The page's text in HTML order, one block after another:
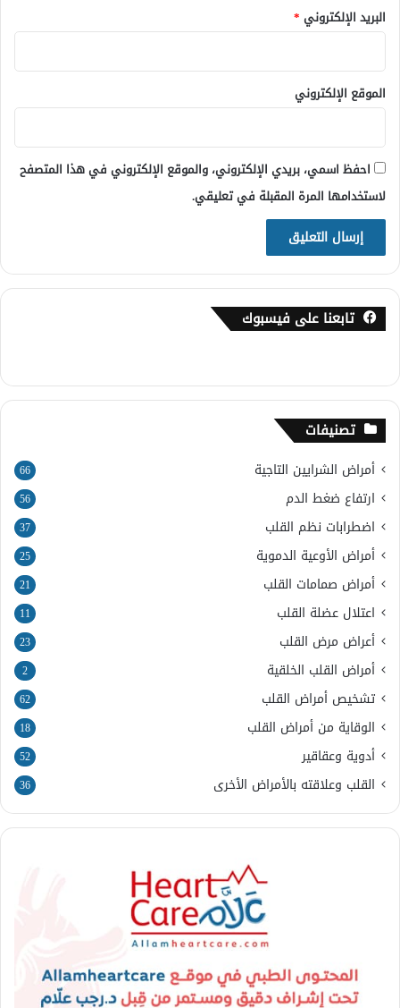
البريد الإلكتروني *
الموقع الإلكتروني
احفظ اسمي، بريدي الإلكتروني، والموقع الإلكتروني في هذا المتصفح
لاستخدامها المرة المقبلة في تعليقي.
تابعنا على فيسبوك
تصنيفات
أمراض الشرايين التاجية 66
ارتفاع ضغط الدم 56
اضطرابات نظم القلب 37
أمراض الأوعية الدموية 25
أمراض صمامات القلب 21
اعتلال عضلة القلب 11
أعراض مرض القلب 23
أمراض القلب الخلقية 2
تشخيص أمراض القلب 62
الوقاية من أمراض القلب 18
أدوية وعقاقير 52
القلب وعلاقته بالأمراض الأخرى 36